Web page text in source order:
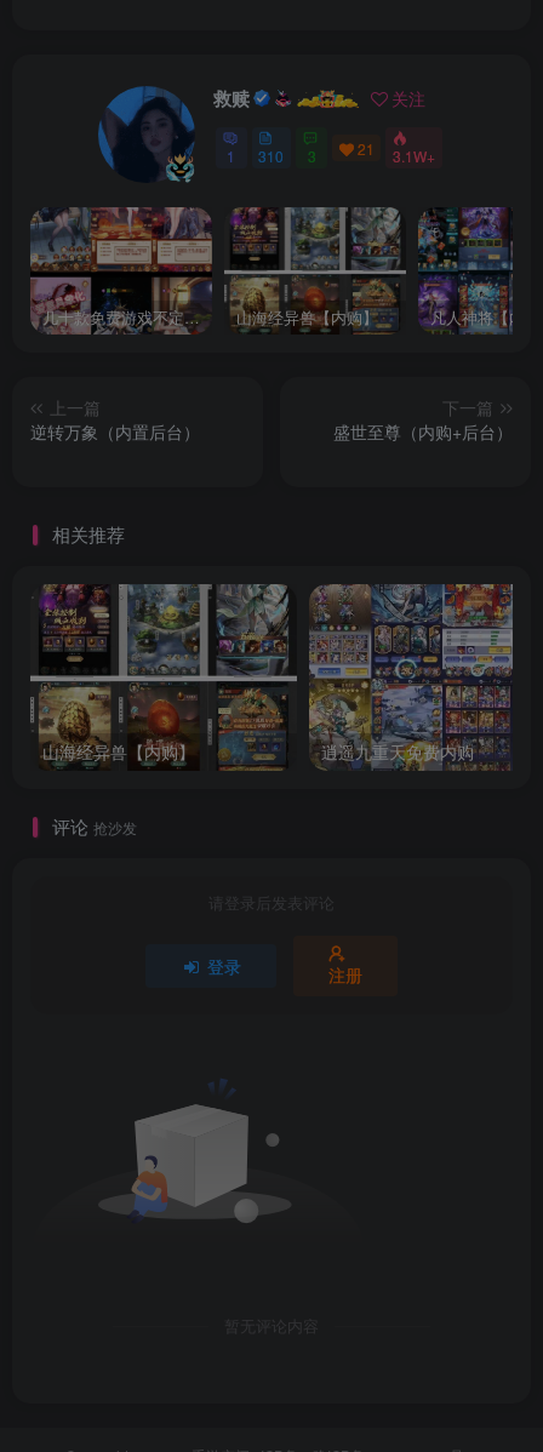
救赎 关注
1 310 3 21 3.1W+
几十款免费游戏不定时更新自行测试 山海经异兽【内购】 凡人神将【内
上一篇
逆转万象（内置后台）
下一篇
盛世至尊（内购+后台）
相关推荐
山海经异兽【内购】 逍遥九重天免费内购
评论 抢沙发
请登录后发表评论
登录 注册
暂无评论内容